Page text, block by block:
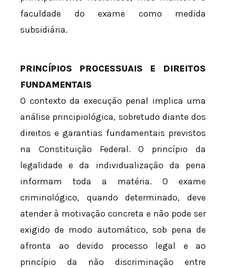
faculdade do exame como medida
subsidiária.
PRINCÍPIOS PROCESSUAIS E DIREITOS
FUNDAMENTAIS
O contexto da execução penal implica uma
análise principiológica, sobretudo diante dos
direitos e garantias fundamentais previstos
na Constituição Federal. O princípio da
legalidade e da individualização da pena
informam toda a matéria. O exame
criminológico, quando determinado, deve
atender à motivação concreta e não pode ser
exigido de modo automático, sob pena de
afronta ao devido processo legal e ao
princípio da não discriminação entre